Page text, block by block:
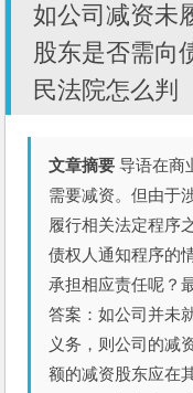
如公司减资未
股东是否需向
民法院怎么判
文章摘要 导语在商
需要减资。但由于
履行相关法定程序
债权人通知程序的
承担相应责任呢？
答案：如公司并未
义务，则公司的减
额的减资股东应在